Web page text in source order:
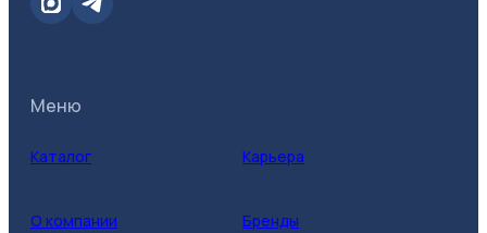
Меню
Каталог Карьера
О компании Бренды